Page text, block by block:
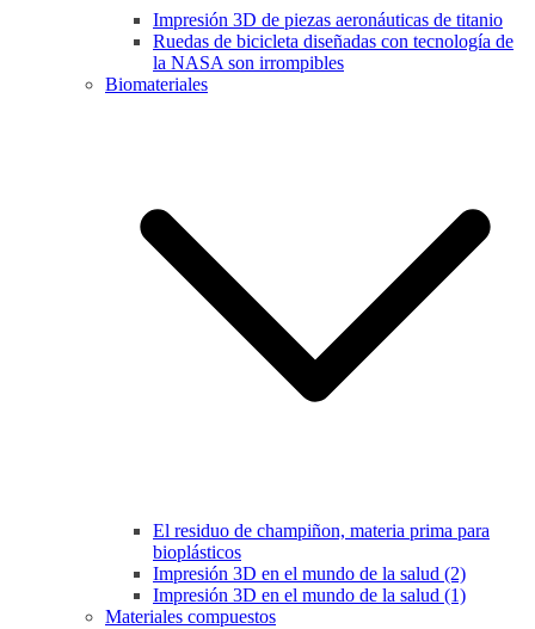
Impresión 3D de piezas aeronáuticas de titanio
Ruedas de bicicleta diseñadas con tecnología de
la NASA son irrompibles
Biomateriales
El residuo de champiñon, materia prima para
bioplásticos
Impresión 3D en el mundo de la salud (2)
Impresión 3D en el mundo de la salud (1)
Materiales compuestos